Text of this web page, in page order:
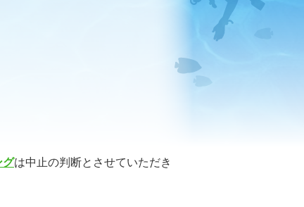
グは中止の判断とさせていただき